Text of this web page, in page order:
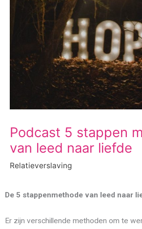
Podcast 5 stappen
van leed naar liefde
Relatieverslaving
De 5 stappenmethode van leed naar
Er zijn verschillende methoden om te